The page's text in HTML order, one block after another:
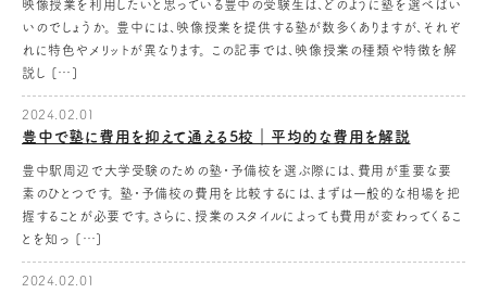
映像授業を利用したいと思っている豊中の受験生は、どのように塾を選べばい
いのでしょうか。 豊中には、映像授業を提供する塾が数多くありますが、それぞ
れに特色やメリットが異なります。 この記事では、映像授業の種類や特徴を解
説し […]
2024.02.01
豊中で塾に費用を抑えて通える5校｜平均的な費用を解説
豊中駅周辺で大学受験のための塾・予備校を選ぶ際には、費用が重要な要
素のひとつです。 塾・予備校の費用を比較するには、まずは一般的な相場を把
握することが必要です。さらに、授業のスタイルによっても費用が変わってくるこ
とを知っ […]
2024.02.01